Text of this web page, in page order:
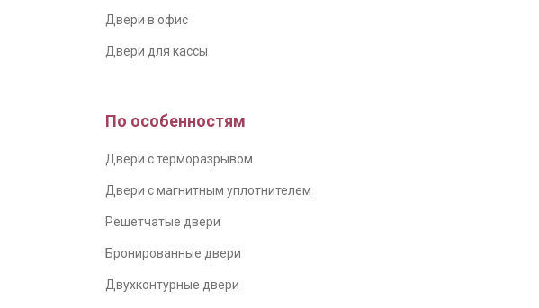
Двери в офис
Двери для кассы
По особенностям
Двери с терморазрывом
Двери с магнитным уплотнителем
Решетчатые двери
Бронированные двери
Двухконтурные двери